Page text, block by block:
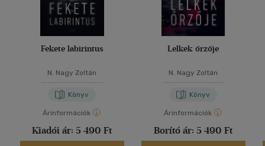
Fekete labirintus
N. Nagy Zoltán
Könyv
Árinformációk
Kiadói ár: 5 490 Ft
Lelkek őrzője
N. Nagy Zoltán
Könyv
Árinformációk
Borító ár: 5 490 Ft